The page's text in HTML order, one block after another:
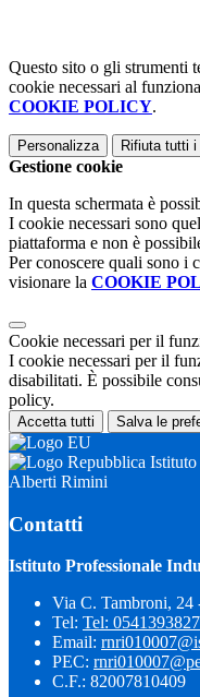
Questo sito o gli strumenti
cookie necessari al
COOKIE POLICY.
Personalizza Rifiuta tutti i
Gestione cookie
In questa schermata è
I cookie necessari sono
piattaforma e non è
Per conoscere quali sono i
visionare la COOKIE
Cookie necessari per il
I cookie necessari per il
disabilitati. È possibile
policy.
Accetta tutti Salva le
Istituto
Alberti Rimini
Contatti
Istituto Professionale
Via C. Tambroni,
Tel: Tel: 0541393827
Email:
PEC:
C.F.: 82007810409